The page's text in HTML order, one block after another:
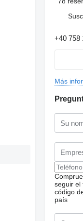
+40 758
Más
seguir el
código
país